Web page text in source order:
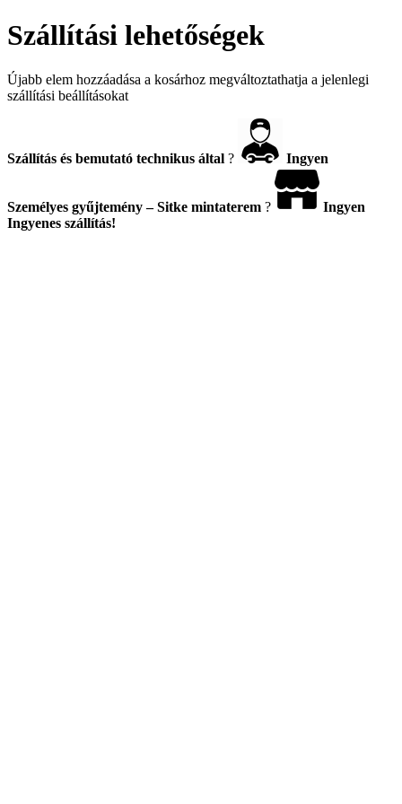
Szállítási lehetőségek
Újabb elem hozzáadása a kosárhoz megváltoztathatja a jelenlegi
szállítási beállításokat
Szállítás és bemutató technikus által ? Ingyen
Személyes gyűjtemény – Sitke mintaterem ?
Ingyen
Ingyenes szállítás!